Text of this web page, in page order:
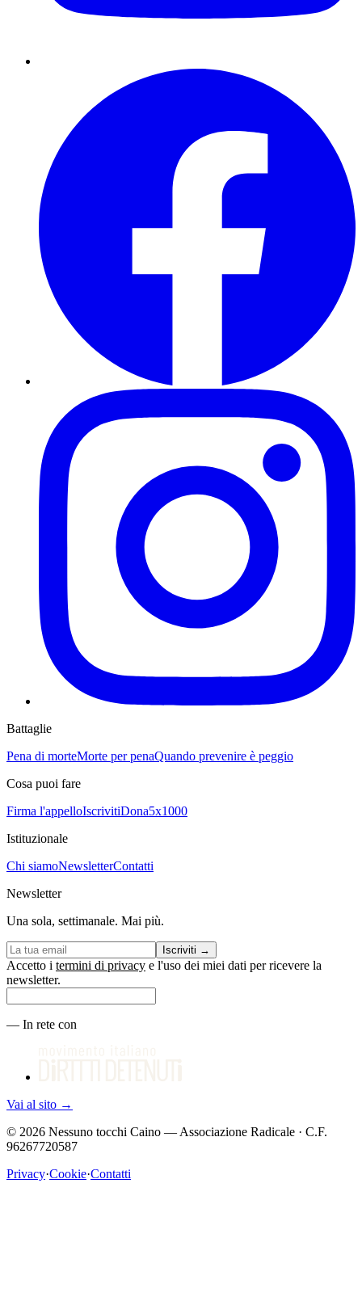
Battaglie
Pena di morteMorte per penaQuando prevenire è peggio
Cosa puoi fare
Firma l'appelloIscrivitiDona5x1000
Istituzionale
Chi siamoNewsletterContatti
Newsletter
Una sola, settimanale. Mai più.
Iscriviti →
Accetto i termini di privacy e l'uso dei miei dati per ricevere la
newsletter.
— In rete con
Vai al sito →
© 2026 Nessuno tocchi Caino — Associazione Radicale · C.F.
96267720587
Privacy·Cookie·Contatti